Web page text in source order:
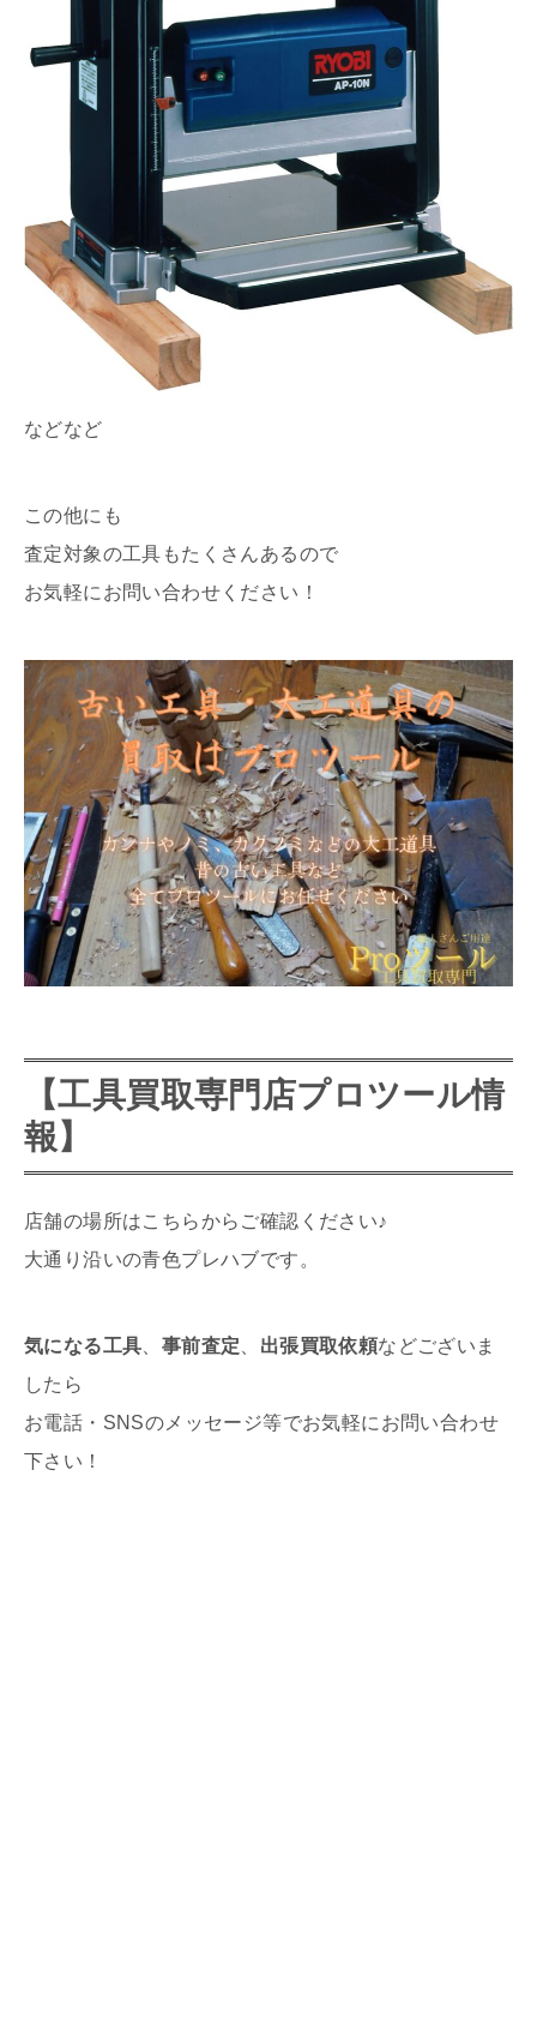
などなど
この他にも
査定対象の工具もたくさんあるので
お気軽にお問い合わせください！
【工具買取専門店プロツール情
報】
店舗の場所はこちらからご確認ください♪
大通り沿いの青色プレハブです。
気になる工具 事前査定 出張買取依頼などございま
したら
お電話・SNSのメッセージ等でお気軽にお問い合わせ
下さい！